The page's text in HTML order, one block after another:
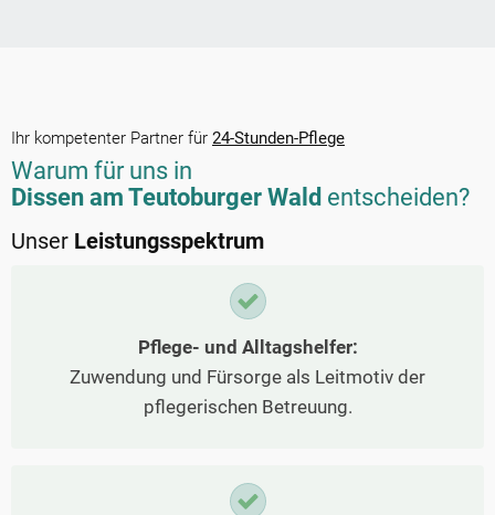
Ihr kompetenter Partner für 24-Stunden-Pflege
Warum für uns in
Dissen am Teutoburger Wald entscheiden?
Unser Leistungsspektrum
Pflege- und Alltagshelfer:
Zuwendung und Fürsorge als Leitmotiv der
pflegerischen Betreuung.